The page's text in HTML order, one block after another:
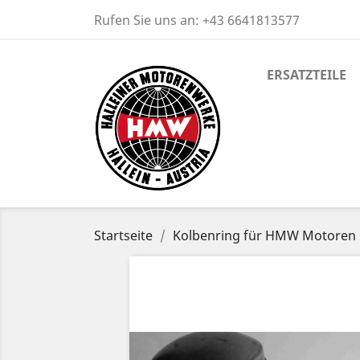
Rufen Sie uns an: +43 6641813577
ERSATZTEILE
Startseite Kolbenring für HMW Motoren